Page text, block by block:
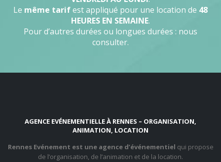
Le même tarifest appliqué pour une location de 48
HEURES EN SEMAINE.
Pour d’autres durées ou longues durées : nous
consulter.
AGENCE EVÉNEMENTIELLE À RENNES – ORGANISATION,
ANIMATION, LOCATION
Rennes Evénement est une agence d’événementiel qui propose
de l’organisation, de l’animation et de la location.